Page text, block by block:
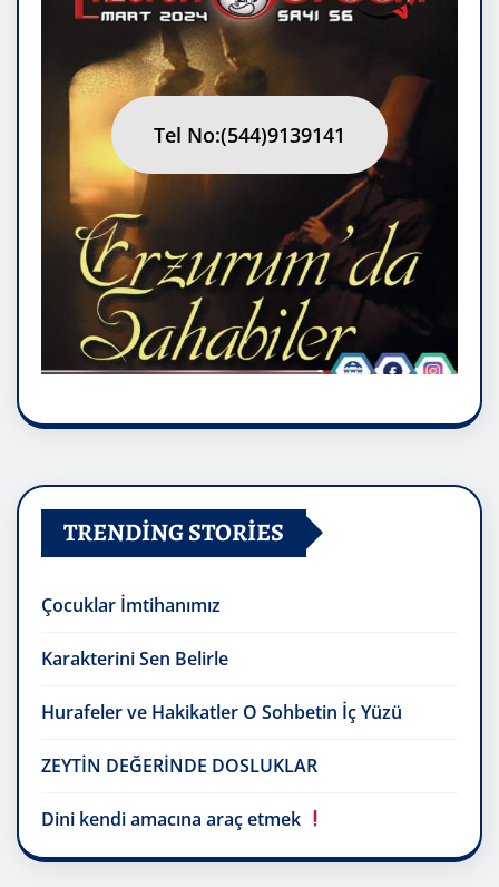
Tel No:(544)9139141
TRENDING STORIES
Çocuklar İmtihanımız
Karakterini Sen Belirle
Hurafeler ve Hakikatler O Sohbetin İç Yüzü
ZEYTİN DEĞERİNDE DOSLUKLAR
Dini kendi amacına araç etmek